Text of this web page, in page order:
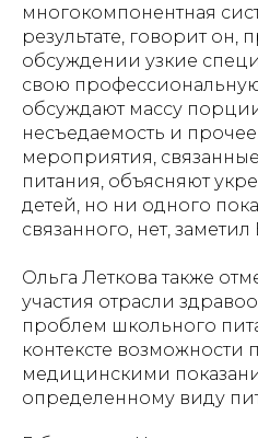
многокомпонентная
результате, говорит он,
обсуждении узкие
свою
обсуждают массу
несъедаемость и
мероприятия,
питания, объясняют
детей, но ни одного
связанного, нет,
Ольга Леткова также
участия отрасли
проблем школьного
контексте возможности
медицинскими
определенному виду